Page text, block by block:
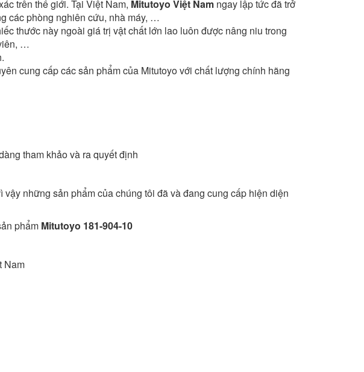
trên thế giới. Tại Việt Nam, Mitutoyo Việt Nam ngay lập tức đã trở
các phòng nghiên cứu, nhà máy, …
thước này ngoài giá trị vật chất lớn lao luôn được nâng niu trong
…
cung cấp các sản phẩm của Mitutoyo với chất lượng chính hãng
tham khảo và ra quyết định
những sản phẩm của chúng tôi đã và đang cung cấp hiện diện
phẩm Mitutoyo 181-904-10
Nam